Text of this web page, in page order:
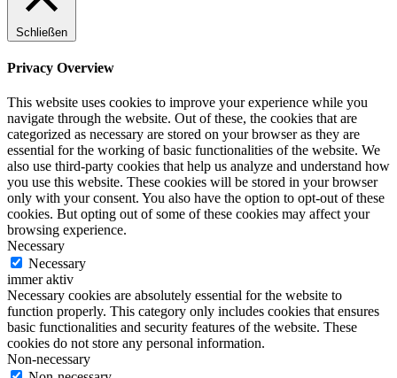
Schließen
Privacy Overview
This website uses cookies to improve your experience while you
navigate through the website. Out of these, the cookies that are
categorized as necessary are stored on your browser as they are
essential for the working of basic functionalities of the website. We
also use third-party cookies that help us analyze and understand how
you use this website. These cookies will be stored in your browser
only with your consent. You also have the option to opt-out of these
cookies. But opting out of some of these cookies may affect your
browsing experience.
Necessary
Necessary
immer aktiv
Necessary cookies are absolutely essential for the website to
function properly. This category only includes cookies that ensures
basic functionalities and security features of the website. These
cookies do not store any personal information.
Non-necessary